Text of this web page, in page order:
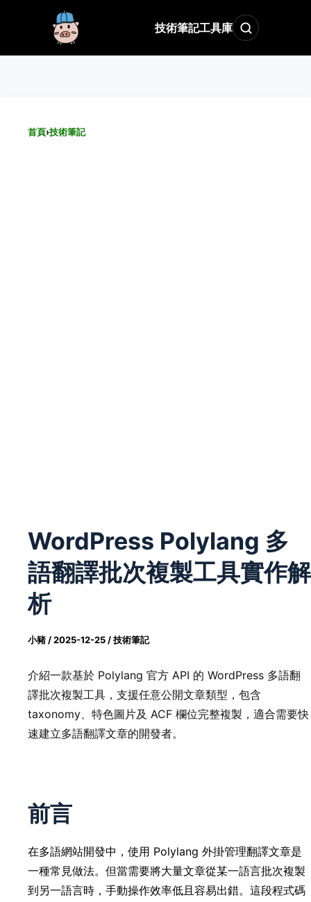
技術筆記工具庫
首頁›技術筆記
WordPress Polylang 多
語翻譯批次複製工具實作解
析
小豬 /2025-12-25 /技術筆記
介紹一款基於 Polylang 官方 API 的 WordPress 多語翻
譯批次複製工具，支援任意公開文章類型，包含
taxonomy、特色圖片及 ACF 欄位完整複製，適合需要快
速建立多語翻譯文章的開發者。
前言
在多語網站開發中，使用 Polylang 外掛管理翻譯文章是
一種常見做法。但當需要將大量文章從某一語言批次複製
到另一語言時，手動操作效率低且容易出錯。這段程式碼